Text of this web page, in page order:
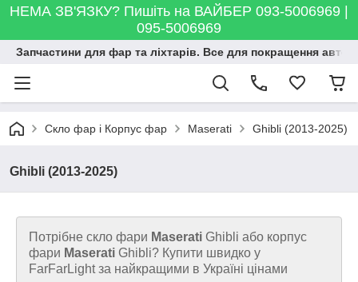
НЕМА ЗВ'ЯЗКУ? Пишіть на ВАЙБЕР 093-5006969 |
095-5006969
Запчастини для фар та ліхтарів. Все для покращення
Скло фар і Корпус фар Maserati Ghibli (2013-2025)
Ghibli (2013-2025)
Потрібне скло фари Maserati Ghibli або корпус
фари Maserati Ghibli? Купити швидко у
FarFarLight за найкращими в Україні цінами